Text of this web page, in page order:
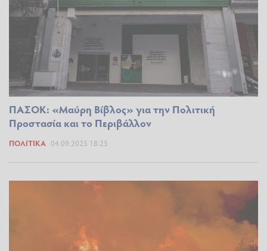
ΠΑΣΟΚ: «Μαύρη Βίβλος» για την Πολιτική
Προστασία και το Περιβάλλον
ΠΟΛΙΤΙΚΆ 04.09.2025 18:25